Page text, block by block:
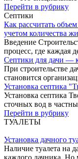
Перейти в рубрику
Септики
Как рассчитать
учетом количества
Введение
процесс, где каждая
Септики для дачи —
При строительстве
становится
Установка септика
Установка септика
сточных вод в
Перейти в рубрику
ТУАЛЕТЫ
Установка дачного
Наличие туалета на